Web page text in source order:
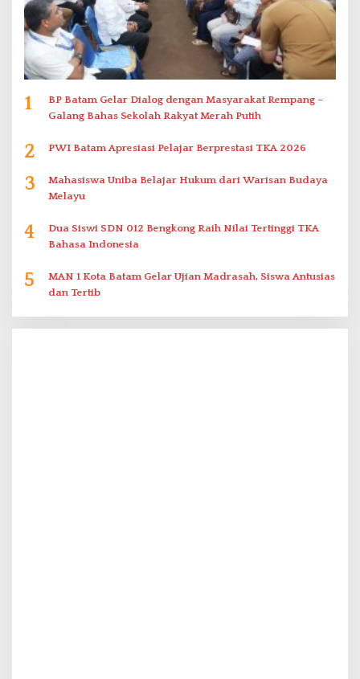
1
BP Batam Gelar Dialog dengan Masyarakat Rempang –
Galang Bahas Sekolah Rakyat Merah Putih
2 PWI Batam Apresiasi Pelajar Berprestasi TKA 2026
3
Mahasiswa Uniba Belajar Hukum dari Warisan Budaya
Melayu
4
Dua Siswi SDN 012 Bengkong Raih Nilai Tertinggi TKA
Bahasa Indonesia
5
MAN 1 Kota Batam Gelar Ujian Madrasah, Siswa Antusias
dan Tertib